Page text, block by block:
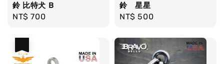
鈴 比特犬 B
Regular
NT$ 700
鈴 星星
Regular
NT$ 500